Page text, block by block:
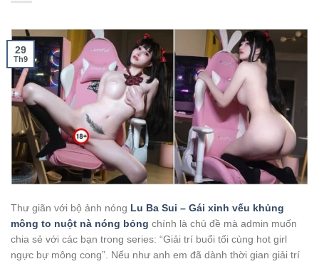
29
Th9
Thư giãn với bộ ảnh nóng Lu Ba Sui – Gái xinh vếu khủng
mông to nuột nà nóng bỏng chính là chủ đề mà admin muốn
chia sẻ với các bạn trong series: “Giải trí buổi tối cùng hot girl
ngực bự mông cong”. Nếu như anh em đã dành thời gian giải trí